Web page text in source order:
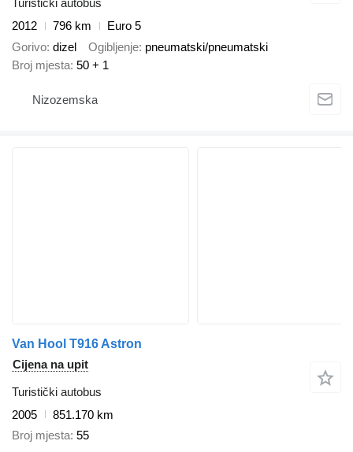
Turistički autobus
2012
796 km
Euro 5
Gorivo dizel Ogibljenje pneumatski/pneumatski
Broj mjesta 50 + 1
Nizozemska
Van Hool T916 Astron
Cijena na upit
Turistički autobus
2005
851.170 km
Broj mjesta 55